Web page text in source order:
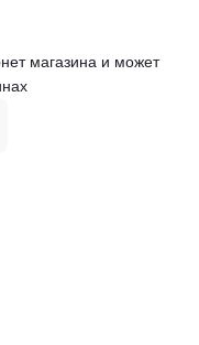
магазина и может